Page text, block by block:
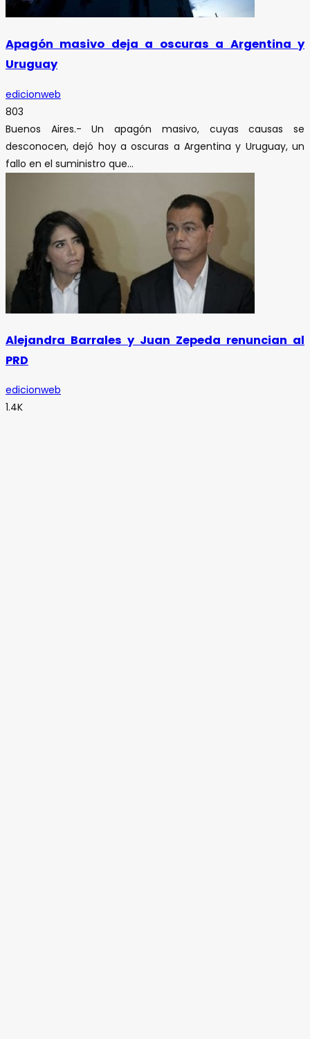
Apagón masivo deja a oscuras a Argentina y
Uruguay
edicionweb
803
Buenos Aires.- Un apagón masivo, cuyas causas se
desconocen, dejó hoy a oscuras a Argentina y Uruguay, un
fallo en el suministro que...
Alejandra Barrales y Juan Zepeda renuncian al
PRD
edicionweb
1.4K